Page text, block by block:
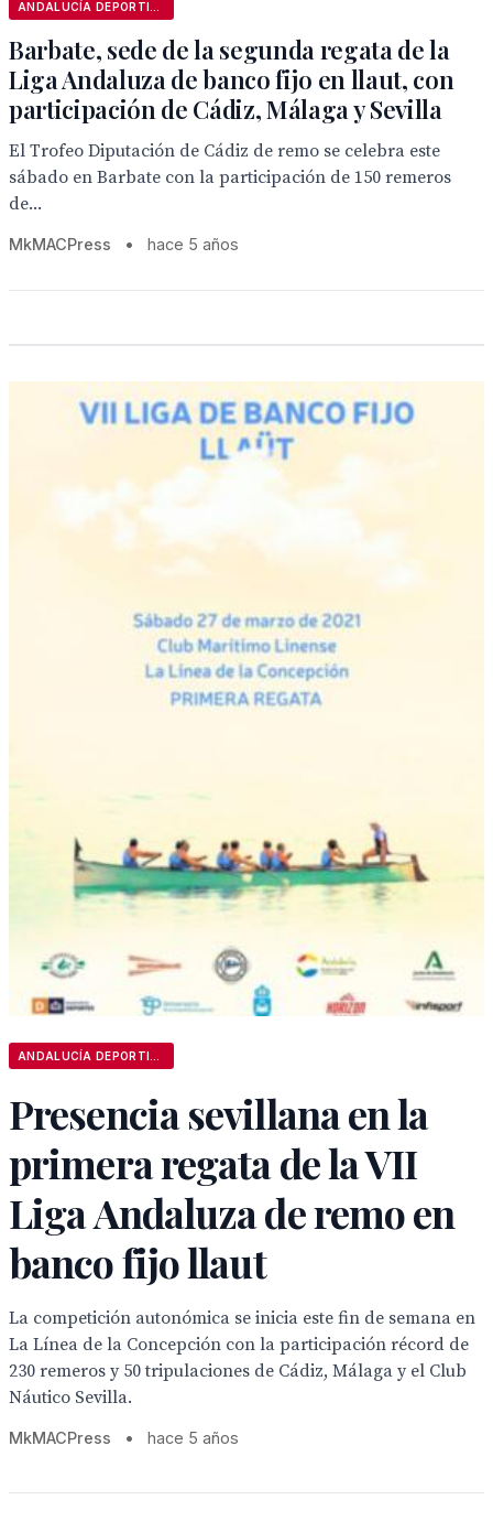
Barbate, sede de la segunda regata de la
Liga Andaluza de banco fijo en llaut, con
participación de Cádiz, Málaga y Sevilla
El Trofeo Diputación de Cádiz de remo se celebra este
sábado en Barbate con la participación de 150 remeros
de...
MkMACPress • hace 5 años
Presencia sevillana en la
primera regata de la VII
Liga Andaluza de remo en
banco fijo llaut
La competición autonómica se inicia este fin de semana en
La Línea de la Concepción con la participación récord de
230 remeros y 50 tripulaciones de Cádiz, Málaga y el Club
Náutico Sevilla.
MkMACPress • hace 5 años